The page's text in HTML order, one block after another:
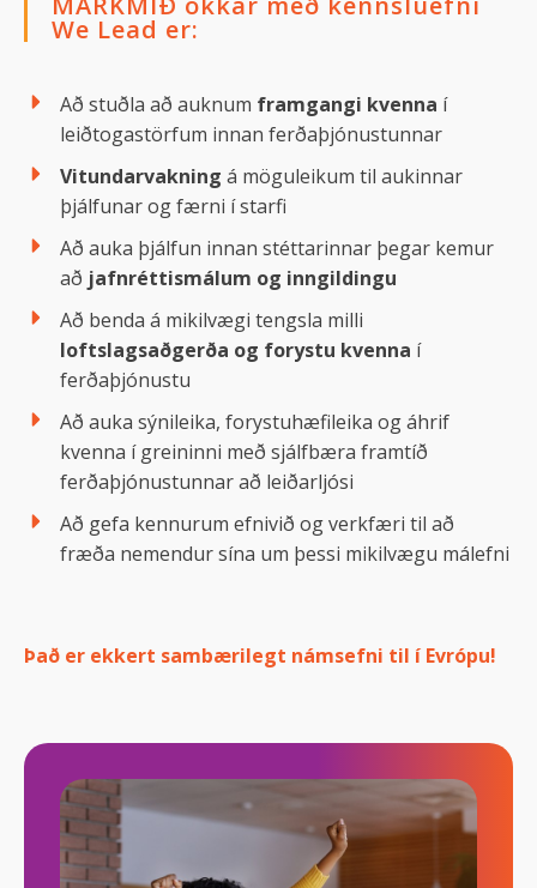
We Lead er:
Að stuðla að auknum framgangi kvenna í
leiðtogastörfum innan ferðaþjónustunnar
Vitundarvakning á möguleikum til aukinnar
þjálfunar og færni í starfi
Að auka þjálfun innan stéttarinnar þegar kemur
að jafnréttismálum og inngildingu
Að benda á mikilvægi tengsla milli
loftslagsaðgerða og forystu kvenna í
ferðaþjónustu
Að auka sýnileika, forystuhæfileika og áhrif
kvenna í greininni með sjálfbæra framtíð
ferðaþjónustunnar að leiðarljósi
Að gefa kennurum efnivið og verkfæri til að
fræða nemendur sína um þessi mikilvægu málefni
Það er ekkert sambærilegt námsefni til í Evrópu!